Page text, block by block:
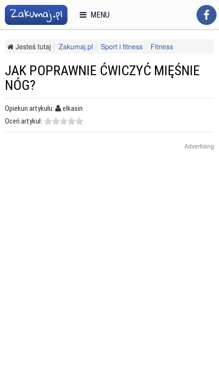
Jesteś tutaj Zakumaj.pl Sport i fitness
Fitness
JAK POPRAWNIE ĆWICZYĆ MIĘŚNIE
NÓG?
Opiekun artykułu:
elkasin
Oceń artykuł:
Advertising
MENU